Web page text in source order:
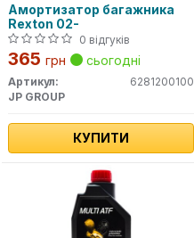
Амортизатор багажника
Rexton 02-
0 відгуків
365 грн сьогодні
Артикул:
6281200100
JP GROUP
КУПИТИ